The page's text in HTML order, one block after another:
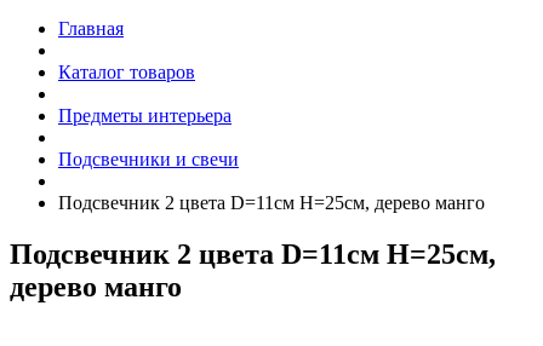
Главная
Каталог товаров
Предметы интерьера
Подсвечники и свечи
Подсвечник 2 цвета D=11см H=25см, дерево манго
Подсвечник 2 цвета D=11см H=25см,
дерево манго